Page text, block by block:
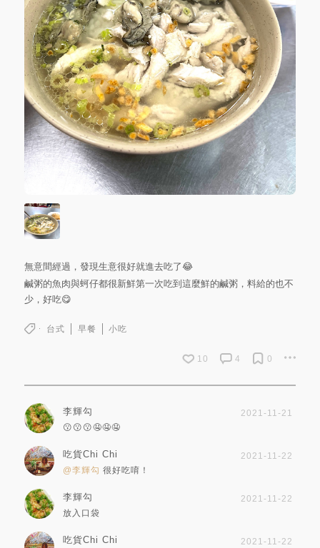
無意間經過，發現生意很好就進去吃了😂
鹹粥的魚肉與蚵仔都很新鮮第一次吃到這麼鮮的鹹粥，料給的也不
少，好吃😋
台式 早餐 小吃
10 4 0
李輝勾
2021-11-21
😗😗😗🤤🤤🤤
吃貨Chi Chi
2021-11-22
@李輝勾 很好吃唷！
李輝勾
2021-11-22
放入口袋
吃貨Chi Chi
2021-11-22